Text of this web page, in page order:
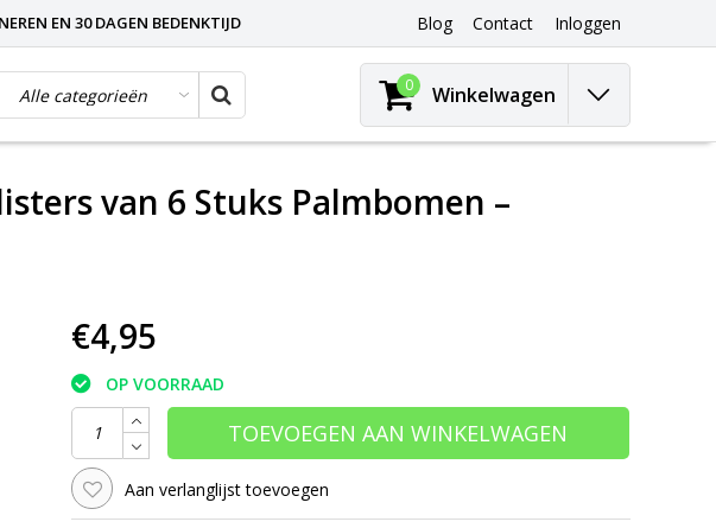
EN 30 DAGEN BEDENKTIJD Blog Contact Inloggen
0 Winkelwagen
van 6 Stuks Palmbomen –
€4,95
OP VOORRAAD
TOEVOEGEN AAN WINKELWAGEN
Aan verlanglijst toevoegen